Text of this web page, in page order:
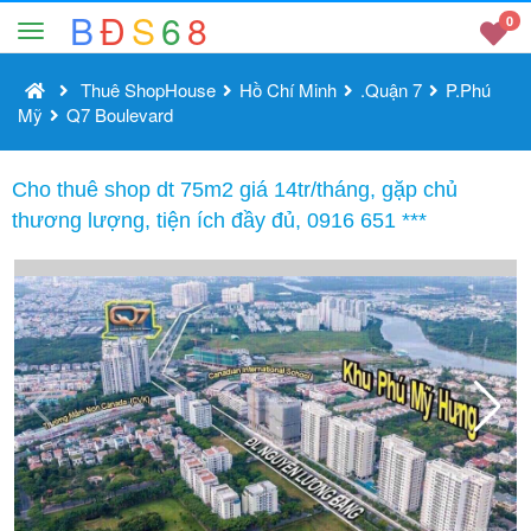
BĐS68 0
Thuê ShopHouse Hồ Chí Minh .Quận 7
P.Phú
Mỹ
Q7 Boulevard
Cho thuê shop dt 75m2 giá 14tr/tháng, gặp chủ
thương lượng, tiện ích đầy đủ, 0916 651 ***